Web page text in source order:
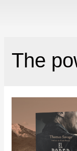
The